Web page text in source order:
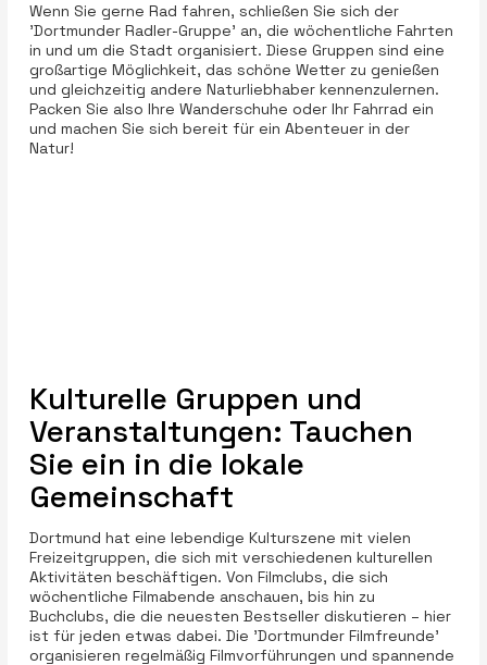
Wenn Sie gerne Rad fahren, schließen Sie sich der
'Dortmunder Radler-Gruppe' an, die wöchentliche Fahrten
in und um die Stadt organisiert. Diese Gruppen sind eine
großartige Möglichkeit, das schöne Wetter zu genießen
und gleichzeitig andere Naturliebhaber kennenzulernen.
Packen Sie also Ihre Wanderschuhe oder Ihr Fahrrad ein
und machen Sie sich bereit für ein Abenteuer in der
Natur!
Kulturelle Gruppen und
Veranstaltungen: Tauchen
Sie ein in die lokale
Gemeinschaft
Dortmund hat eine lebendige Kulturszene mit vielen
Freizeitgruppen, die sich mit verschiedenen kulturellen
Aktivitäten beschäftigen. Von Filmclubs, die sich
wöchentliche Filmabende anschauen, bis hin zu
Buchclubs, die die neuesten Bestseller diskutieren – hier
ist für jeden etwas dabei. Die 'Dortmunder Filmfreunde'
organisieren regelmäßig Filmvorführungen und spannende